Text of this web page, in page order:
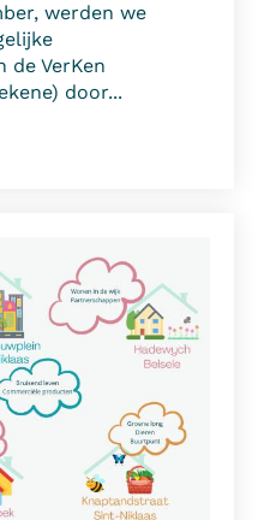
werden we
VerKen
door...